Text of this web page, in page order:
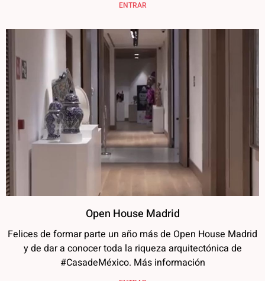
ENTRAR
Open House Madrid
Felices de formar parte un año más de Open House Madrid
y de dar a conocer toda la riqueza arquitectónica de
#CasadeMéxico. Más información